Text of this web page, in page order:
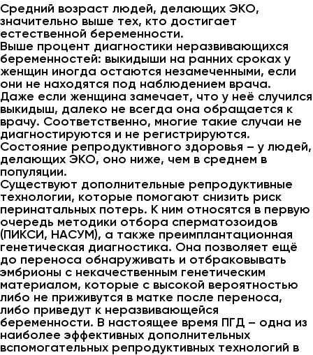
Средний возраст людей, делающих ЭКО,
значительно выше тех, кто достигает
естественной беременности.
Выше процент диагностики неразвивающихся
беременностей: выкидыши на ранних сроках у
женщин иногда остаются незамеченными, если
они не находятся под наблюдением врача.
Даже если женщина замечает, что у неё случился
выкидыш, далеко не всегда она обращается к
врачу. Соответственно, многие такие случаи не
диагностируются и не регистрируются.
Состояние репродуктивного здоровья – у людей,
делающих ЭКО, оно ниже, чем в среднем в
популяции.
Существуют дополнительные репродуктивные
технологии, которые помогают снизить риск
перинатальных потерь. К ним относятся в первую
очередь методики отбора сперматозоидов
(ПИКСИ, НАСУМ), а также преимплантационная
генетическая диагностика. Она позволяет ещё
до переноса обнаруживать и отбраковывать
эмбрионы с некачественным генетическим
материалом, которые с высокой вероятностью
либо не приживутся в матке после переноса,
либо приведут к неразвивающейся
беременности. В настоящее время ПГД – одна из
наиболее эффективных дополнительных
вспомогательных репродуктивных технологий в